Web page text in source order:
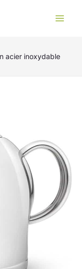
acier inoxydable